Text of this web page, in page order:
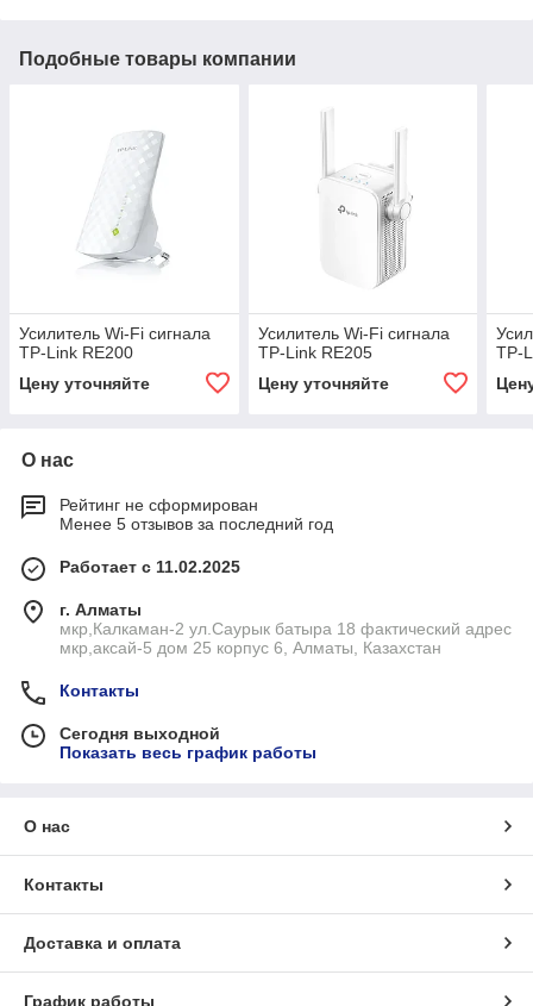
Подобные товары компании
Усилитель Wi-Fi сигнала
TP-Link RE200
Цену уточняйте
Усилитель Wi-Fi сигнала
TP-Link RE205
Цену уточняйте
TP-
О нас
Рейтинг не сформирован
Менее 5 отзывов за последний год
Работает с 11.02.2025
г. Алматы
мкр,Калкаман-2 ул.Саурык батыра 18 фактический адрес
мкр,аксай-5 дом 25 корпус 6, Алматы, Казахстан
Контакты
Сегодня выходной
Показать весь график работы
О нас
Контакты
Доставка и оплата
График работы